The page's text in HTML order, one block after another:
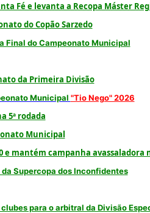
Fé e levanta a Recopa Máster
do Copão Sarzedo
Final do Campeonato Municipal
da Primeira Divisão
Municipal "Tio Nego" 2026
5ª rodada
Municipal
e mantém campanha
Supercopa dos Inconfidentes
para o arbitral da Divisão